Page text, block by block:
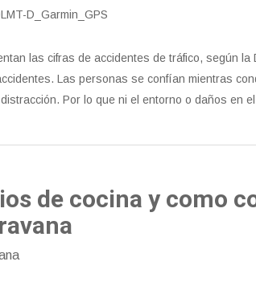
las cifras de accidentes de tráfico, según
Las personas se confían mientras
Por lo que ni el entorno o daños en
de cocina y como